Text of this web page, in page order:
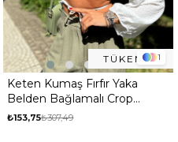
TÜKENDI1
Keten Kumaş Fırfır Yaka
Belden Bağlamalı Crop
Beyaz
₺153,75₺307,49